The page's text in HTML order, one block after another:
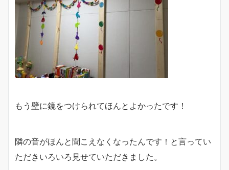
もう壁に鏡をつけられてほんとよかったです！
隣の音がほんと聞こえなくなったんです！と言ってい
ただきいろいろ見せていただきました。